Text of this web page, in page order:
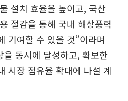
설치 효율을 높이고, 국산
절감을 통해 국내 해상풍력
기여할 수 있을 것”이라며
을 동시에 달성하고, 확보한
시장 점유율 확대에 나설 계